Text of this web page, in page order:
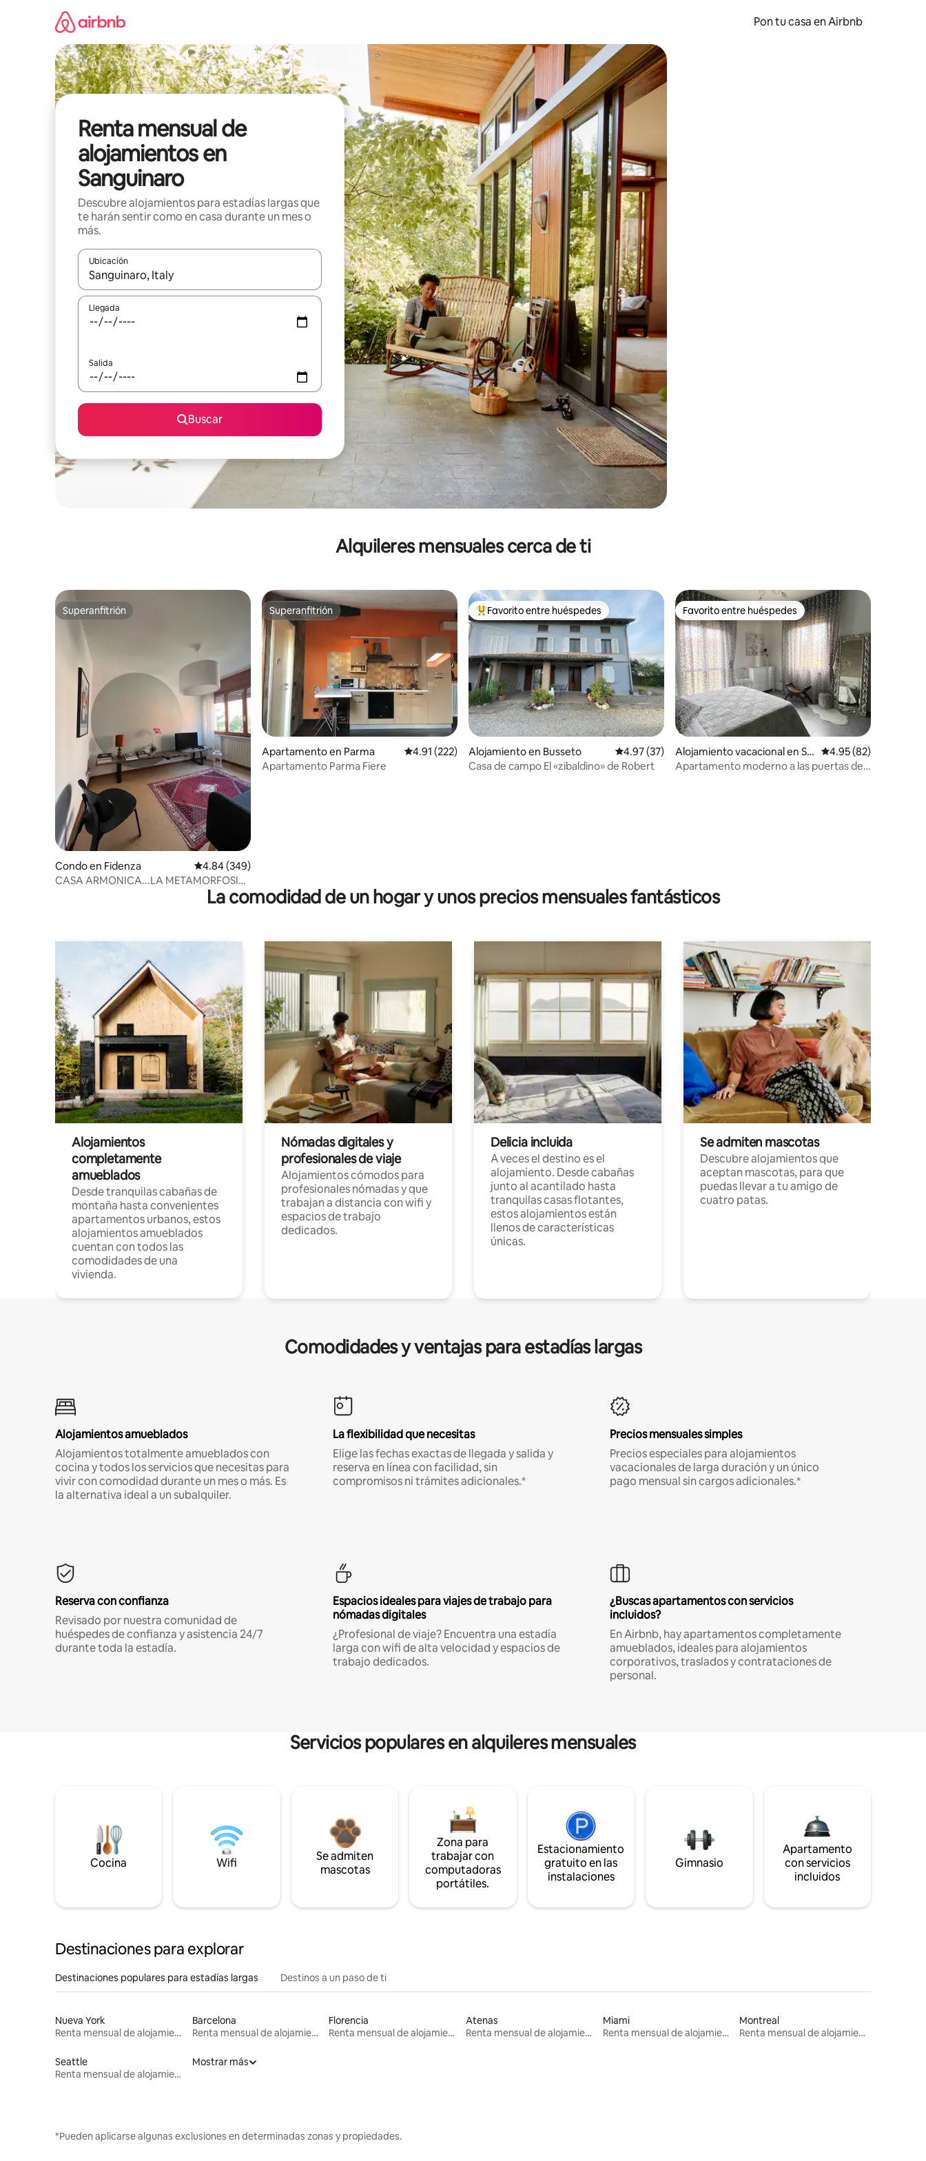
Pon tu casa en Airbnb
Renta mensual de
alojamientos en
Sanguinaro
Descubre alojamientos para estadías largas que
te harán sentir como en casa durante un mes o
más.
Ubicación
Cuando los resultados estén disponibles, navega con las teclas de flecha hacia arriba y hacia abajo o explora con el tacto o desliza el dedo.
Llegada
Salida
Buscar
Alquileres mensuales cerca de ti
Superanfitrión
Superanfitrión
Condo en Fidenza Calificación promedio: 4.84 de 5, 349 reseñas
4.84 (349)
CASA ARMONICA...LA METAMORFOSIS
Superanfitrión
Superanfitrión
Apartamento en Parma Calificación promedio: 4.91 de 5, 222 reseñas
4.91 (222)
Apartamento Parma Fiere
Favorito entre huéspedes preferido
Favorito entre huéspedes
Alojamiento en Busseto Calificación promedio: 4.97 de 5, 37 reseñas
4.97 (37)
Casa de campo El «zibaldino» de Robert
Favorito entre huéspedes
Favorito entre huéspedes
Alojamiento vacacional en Sal
somaggiore Terme
Calificación
4.95 (82)
Apartamento moderno a las puertas de
La comodidad de un hogar y unos precios mensuales fantásticos
Alojamientos
completamente
amueblados
Desde tranquilas cabañas de
montaña hasta convenientes
apartamentos urbanos, estos
alojamientos amueblados
cuentan con todos las
comodidades de una
vivienda.
Nómadas digitales y
profesionales de viaje
Alojamientos cómodos para
profesionales nómadas y que
trabajan a distancia con wifi y
espacios de trabajo
dedicados.
Delicia incluida
A veces el destino es el
alojamiento. Desde cabañas
junto al acantilado hasta
tranquilas casas flotantes,
estos alojamientos están
llenos de características
únicas.
Se admiten mascotas
Descubre alojamientos que
aceptan mascotas, para que
puedas llevar a tu amigo de
cuatro patas.
Comodidades y ventajas para estadías largas
Alojamientos amueblados
Alojamientos totalmente amueblados con
cocina y todos los servicios que necesitas para
vivir con comodidad durante un mes o más. Es
la alternativa ideal a un subalquiler.
La flexibilidad que necesitas
Elige las fechas exactas de llegada y salida y
reserva en línea con facilidad, sin
compromisos ni trámites adicionales.*
Precios mensuales simples
Precios especiales para alojamientos
vacacionales de larga duración y un único
pago mensual sin cargos adicionales.*
Reserva con confianza
Revisado por nuestra comunidad de
huéspedes de confianza y asistencia 24/7
durante toda la estadía.
Espacios ideales para viajes de trabajo para
nómadas digitales
¿Profesional de viaje? Encuentra una estadía
larga con wifi de alta velocidad y espacios de
trabajo dedicados.
¿Buscas apartamentos con servicios
incluidos?
En Airbnb, hay apartamentos completamente
amueblados, ideales para alojamientos
corporativos, traslados y contrataciones de
personal.
Servicios populares en alquileres mensuales
Cocina Wifi
Se admiten
mascotas
Zona para
trabajar con
computadoras
portátiles.
Estacionamiento
gratuito en las
instalaciones
Gimnasio
Apartamento
con servicios
incluidos
Destinaciones para explorar
Destinaciones populares para estadías largas Destinos a un paso de ti
Nueva York
Renta mensual de alojamientos
Barcelona
Renta mensual de alojamientos
Florencia
Renta mensual de alojamientos
Atenas
Renta mensual de alojamientos
Miami
Renta mensual de alojamientos
Montreal
Renta mensual de alojamientos
Seattle
Renta mensual de alojamientos
Mostrar más
*Pueden aplicarse algunas exclusiones en determinadas zonas y propiedades.